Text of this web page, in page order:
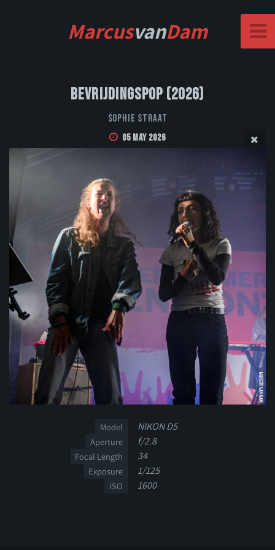
MarcusvanDam
Bevrijdingspop (2026)
Sophie Straat
05 May 2026
Model NIKON D5
Aperture f/2.8
Focal Length 34
Exposure 1/125
ISO 1600